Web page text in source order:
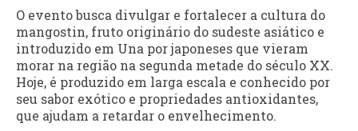
O evento busca divulgar e fortalecer a cultura do
mangostin, fruto originário do sudeste asiático e
introduzido em Una por japoneses que vieram
morar na região na segunda metade do século XX.
Hoje, é produzido em larga escala e conhecido por
seu sabor exótico e propriedades antioxidantes,
que ajudam a retardar o envelhecimento.